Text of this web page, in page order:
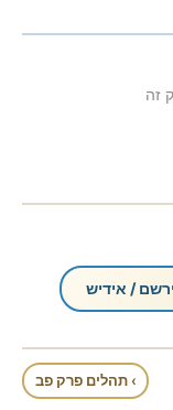
זה
/ אידיש
› תהלים פרק פב